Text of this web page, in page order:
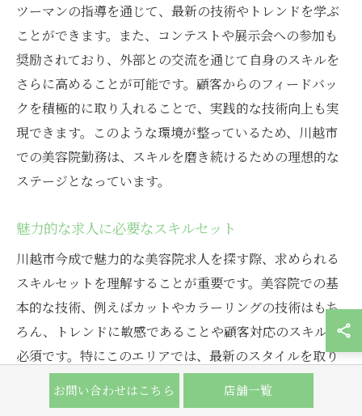
ツーマンの指導を通じて、最新の技術やトレンドを学ぶ
ことができます。また、コンテストや展示会への参加も
奨励されており、外部との交流を通じて自身のスキルを
さらに高めることが可能です。顧客からのフィードバッ
クを積極的に取り入れることで、実践的な技術向上も実
現できます。このような環境が整っているため、川越市
での美容院勤務は、スキルを磨き続けるための理想的な
ステージとなっています。
魅力的な求人に必要なスキルセット
川越市今成で魅力的な美容院求人を探す際、求められる
スキルセットを理解することが重要です。美容院での基
本的な技術、例えばカットやカラーリングの技術はもち
ろん、トレンドに敏感であることや顧客対応のスキルも
必須です。特にこのエリアでは、最新のスタイルを取り
入れたサロンが多く、流行を追うだけでなく、お客様の
ニーズに応じて柔軟に対応できる能力が重視されます。
お問い合わせはこちら 店舗一覧